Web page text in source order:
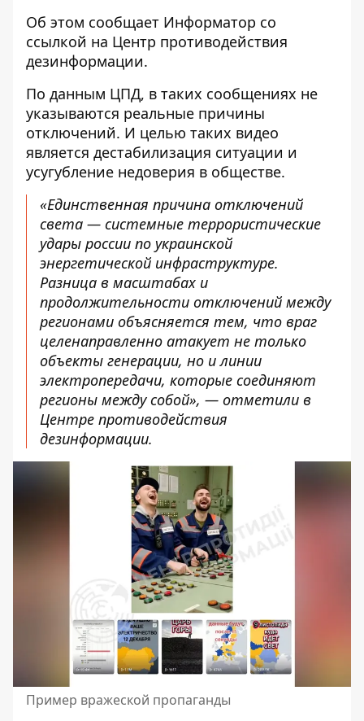
Об этом сообщает Информатор со
ссылкой на Центр противодействия
дезинформации.
По данным ЦПД, в таких сообщениях не
указываются реальные причины
отключений. И целью таких видео
является дестабилизация ситуации и
усугубление недоверия в обществе.
«Единственная причина отключений
света — системные террористические
удары россии по украинской
энергетической инфраструктуре.
Разница в масштабах и
продолжительности отключений между
регионами объясняется тем, что враг
целенаправленно атакует не только
объекты генерации, но и линии
электропередачи, которые соединяют
регионы между собой», — отметили в
Центре противодействия
дезинформации.
Пример вражеской пропаганды